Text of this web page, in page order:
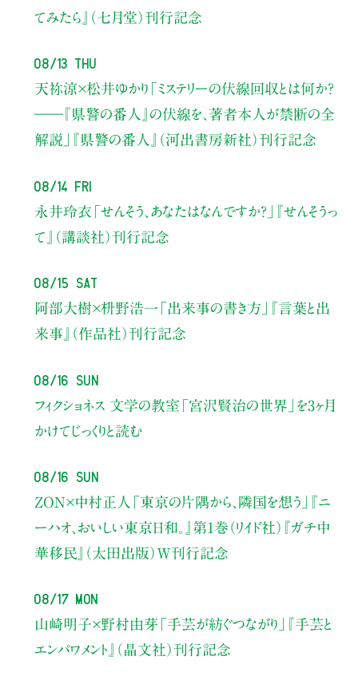
てみたら』（七月堂）刊行記念
08/13 Thu
天祢涼×松井ゆかり 「ミステリーの伏線回収とは何か？
――『県警の番人』の伏線を、著者本人が禁断の全
解説」
『県警の番人』（河出書房新社）刊行記念
08/14 Fri
永井玲衣 「せんそう、あなたはなんですか？」
『せんそうっ
て』（講談社）刊行記念
08/15 Sat
阿部大樹×枡野浩一 「出来事の書き方」
『言葉と出
来事』（作品社）刊行記念
08/16 Sun
フィクショネス 文学の教室 「宮沢賢治の世界」を3ヶ月
かけてじっくりと読む
08/16 Sun
ZON×中村正人 「東京の片隅から、隣国を想う」
『ニ
ーハオ、おいしい東京日和。』第1巻（リイド社） 『ガチ中
華移民』（太田出版）W刊行記念
08/17 Mon
山崎明子×野村由芽 「手芸が紡ぐつながり」
『手芸と
エンパワメント』（晶文社）刊行記念